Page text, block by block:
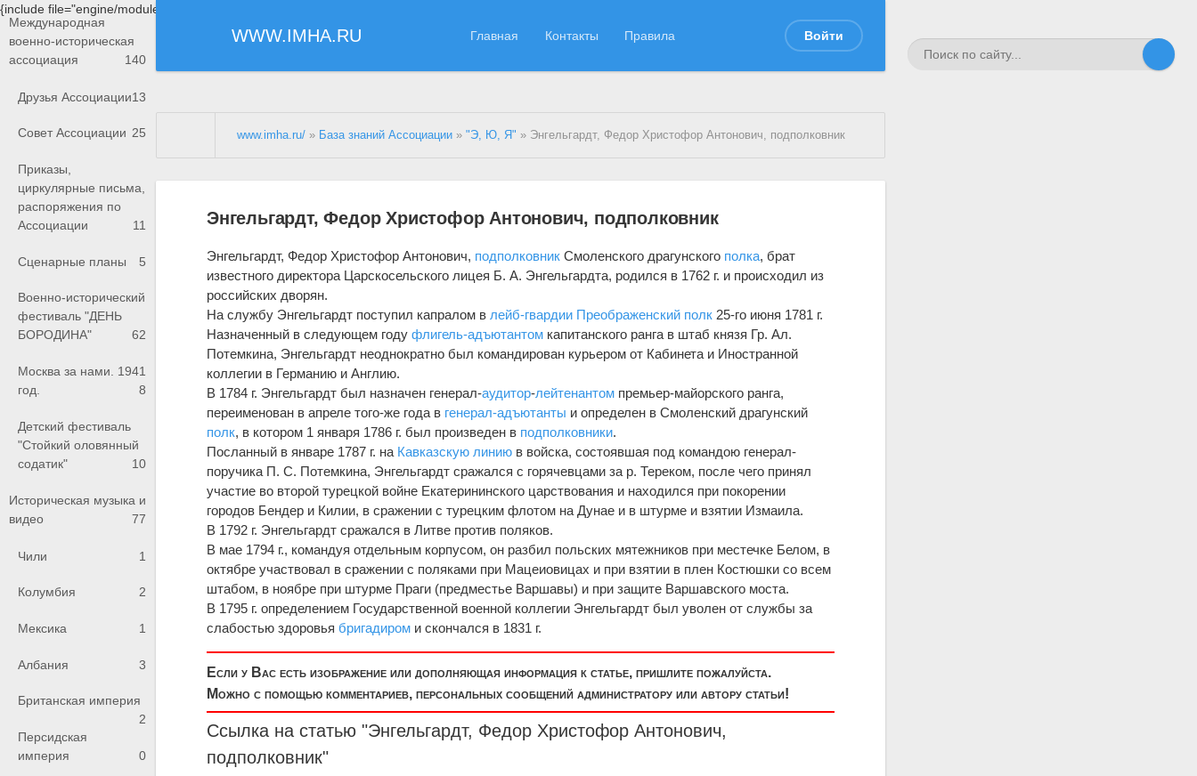
{include file="engine/modules/saperu/head.php"}
WWW.IMHA.RU Главная Контакты Правила Войти
Международная
военно-историческая
ассоциация
140
Друзья Ассоциации13
Совет Ассоциации 25
Приказы,
циркулярные письма,
распоряжения по
Ассоциации
11
Сценарные планы 5
Военно-исторический
фестиваль "ДЕНЬ
БОРОДИНА"
62
Москва за нами. 1941
год.
8
Детский фестиваль
"Стойкий оловянный
содатик"
10
Историческая музыка и
видео
77
Чили 1
Колумбия 2
Мексика 1
Албания 3
Британская империя
2
Персидская
империя
0
www.imha.ru/ » База знаний Ассоциации »"Э, Ю, Я" » Энгельгардт, Федор Христофор Антонович, подполковник
Энгельгардт, Федор Христофор Антонович, подполковник
Энгельгардт, Федор Христофор Антонович, подполковник Смоленского драгунского полка, брат
известного директора Царскосельского лицея Б. А. Энгельгардта, родился в 1762 г. и происходил из
российских дворян.
На службу Энгельгардт поступил капралом в лейб-гвардии Преображенский полк 25-го июня 1781 г.
Назначенный в следующем годуфлигель-адъютантом капитанского ранга в штаб князя Гр. Ал.
Потемкина, Энгельгардт неоднократно был командирован курьером от Кабинета и Иностранной
коллегии в Германию и Англию.
В 1784 г. Энгельгардт был назначен генерал-аудитор-лейтенантом премьер-майорского ранга,
переименован в апреле того-же года в генерал-адъютанты и определен в Смоленский драгунский
полк, в котором 1 января 1786 г. был произведен в подполковники.
Посланный в январе 1787 г. на Кавказскую линию в войска, состоявшая под командою генерал-
поручика П. С. Потемкина, Энгельгардт сражался с горячевцами за р. Тереком, после чего принял
участие во второй турецкой войне Екатерининского царствования и находился при покорении
городов Бендер и Килии, в сражении с турецким флотом на Дунае и в штурме и взятии Измаила.
В 1792 г. Энгельгардт сражался в Литве против поляков.
В мае 1794 г., командуя отдельным корпусом, он разбил польских мятежников при местечке Белом, в
октябре участвовал в сражении с поляками при Мацеиовицах и при взятии в плен Костюшки со всем
штабом, в ноябре при штурме Праги (предместье Варшавы) и при защите Варшавского моста.
В 1795 г. определением Государственной военной коллегии Энгельгардт был уволен от службы за
слабостью здоровья бригадиром и скончался в 1831 г.
Если у Вас есть изображение или дополняющая информация к статье, пришлите пожалуйста.
Можно с помощью комментариев, персональных сообщений администратору или автору статьи!
Ссылка на статью "Энгельгардт, Федор Христофор Антонович,
подполковник"